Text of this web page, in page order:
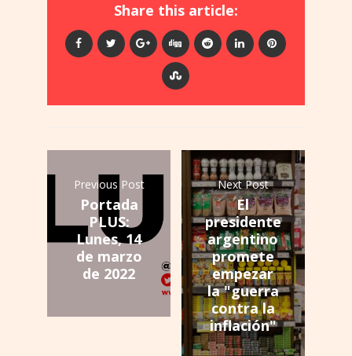
Share this article:
Previous Post
Portada
PLUS:
Lunes, 14
de marzo
de 2022
Next Post
El
presidente
argentino
promete
empezar
la "guerra
contra la
inflación"